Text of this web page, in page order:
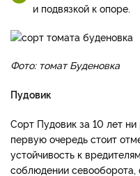
и подвязкой к опоре.
Фото: томат Буденовка
Пудовик
Сорт Пудовик за 10 лет
первую очередь стоит
устойчивость к
соблюдении